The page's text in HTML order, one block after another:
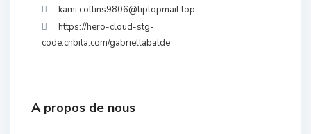
kami.collins9806@tiptopmail.top
https://hero-cloud-stg-
code.cnbita.com/gabriellabalde
A propos de nous